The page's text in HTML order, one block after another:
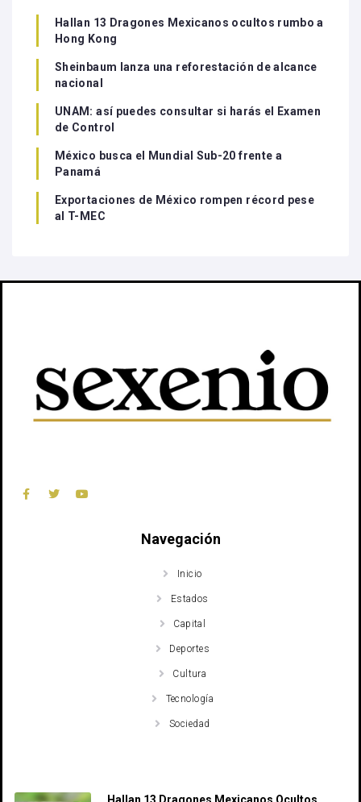
Hallan 13 Dragones Mexicanos ocultos rumbo a
Hong Kong
Sheinbaum lanza una reforestación de alcance
nacional
UNAM: así puedes consultar si harás el Examen
de Control
México busca el Mundial Sub-20 frente a
Panamá
Exportaciones de México rompen récord pese
al T-MEC
Navegación
Inicio
Estados
Capital
Deportes
Cultura
Tecnología
Sociedad